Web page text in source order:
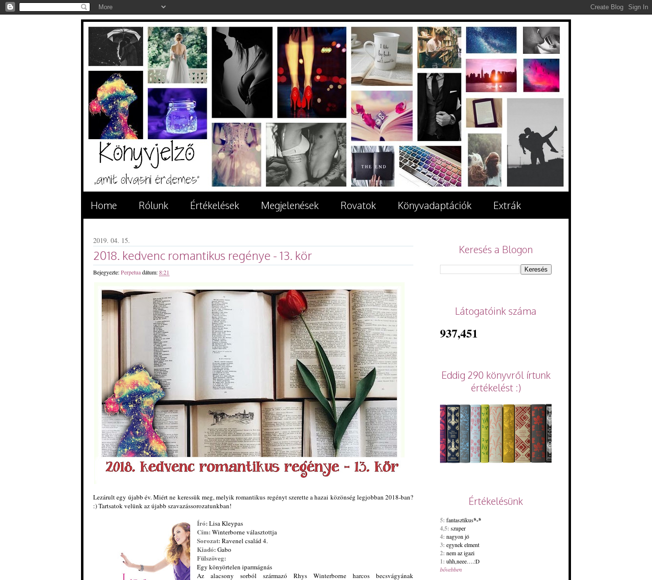
Home Rólunk Értékelések Megjelenések Rovatok Könyvadaptációk Extrák
2019. 04. 15.
2018. kedvenc romantikus regénye - 13. kör
Bejegyezte:Perpetuadátum:8:21
Lezárult egy újabb év. Miért ne keressük meg, melyik romantikus regényt szerette a hazai közönség legjobban 2018-ban?
:) Tartsatok velünk az újabb szavazássorozatunkban!
Író: Lisa Kleypas
Cím: Winterborne választottja
Sorozat: Ravenel család 4.
Kiadó: Gabo
Fülszöveg:
Egy ​könyörtelen iparmágnás
Az alacsony sorból származó Rhys Winterborne harcos becsvágyának
Keresés a Blogon
Látogatóink száma
937,451
Eddig 290 könyvről írtunk
értékelést :)
Értékelésünk
5: fantasztikus*-*
4,5: szuper
4: nagyon jó
3: egynek elment
2: nem az igazi
1: uhh,neee….:D
bővebben